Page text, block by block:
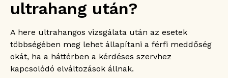
ultrahang után?
A here ultrahangos vizsgálata után az esetek
többségében meg lehet állapítani a férfi meddőség
okát, ha a háttérben a kérdéses szervhez
kapcsolódó elváltozások állnak.